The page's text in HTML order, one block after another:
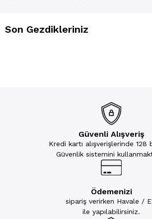
Son Gezdikleriniz
Güvenli Alışveriş
Kredi kartı alışverişlerinde 128
Güvenlik sistemini
Ödemenizi
sipariş verirken Havale /
ile yapılabilirsiniz.